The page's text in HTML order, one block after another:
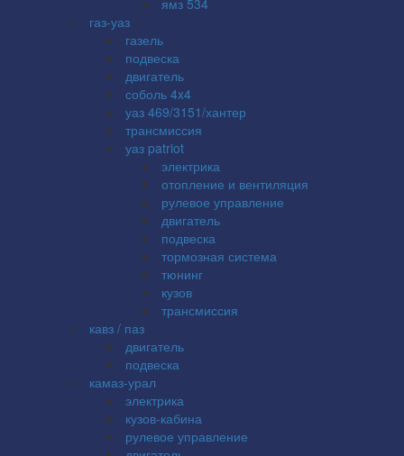
газ-уаз
газель
подвеска
двигатель
соболь 4x4
уаз 469/3151/хантер
трансмиссия
уаз patriot
электрика
отопление и вентиляция
рулевое управление
двигатель
подвеска
тормозная система
тюнинг
кузов
трансмиссия
кавз / паз
двигатель
подвеска
камаз-урал
электрика
кузов-кабина
рулевое управление